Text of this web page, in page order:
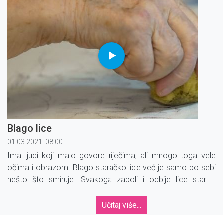
Blago lice
01.03.2021. 08:00
Ima ljudi koji malo govore riječima, ali mnogo toga vele
očima i obrazom. Blago staračko lice već je samo po sebi
nešto što smiruje. Svakoga zaboli i odbije lice starog
Učitaj više...